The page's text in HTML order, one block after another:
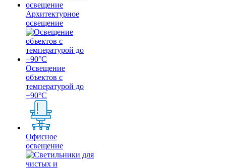
Архитектурное
освещение
Освещение
объектов с
температурой до
+90°С
Офисное
освещение